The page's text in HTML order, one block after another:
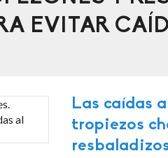
EVITAR
Las caídas
tropiezos